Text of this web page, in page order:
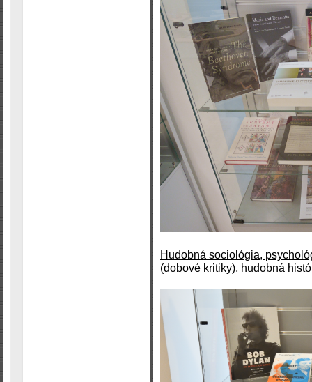
Hudobná sociológia,
(dobové kritiky), hudobná